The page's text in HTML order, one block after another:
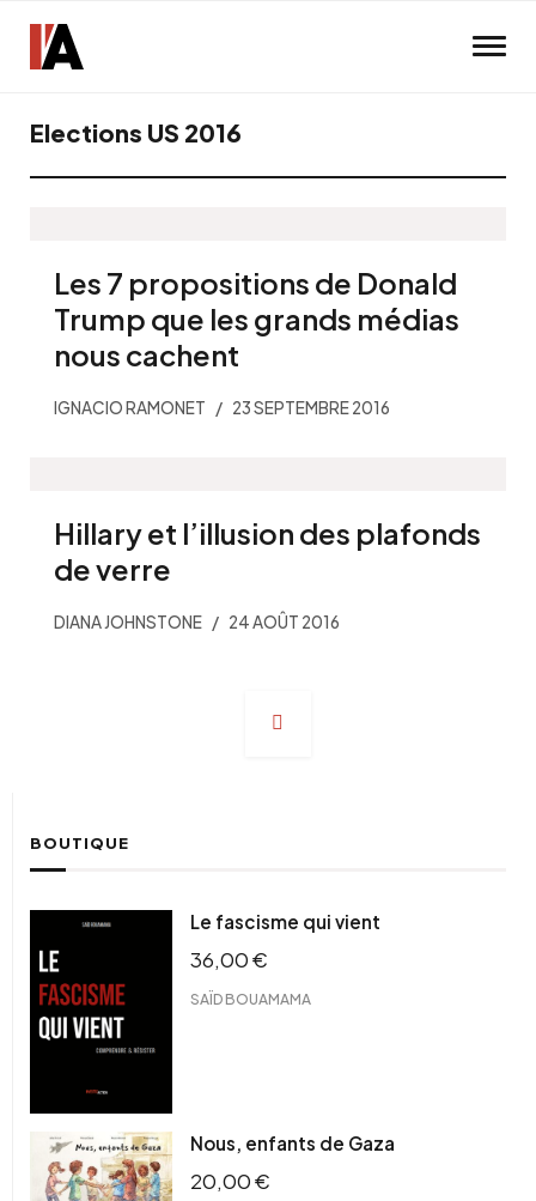
Elections US 2016
Les 7 propositions de Donald
Trump que les grands médias
nous cachent
IGNACIO RAMONET 23 SEPTEMBRE 2016
Hillary et l’illusion des plafonds
de verre
DIANA JOHNSTONE 24 AOÛT 2016
BOUTIQUE
Le fascisme qui vient
36,00€
SAÏD BOUAMAMA
Nous, enfants de Gaza
20,00€